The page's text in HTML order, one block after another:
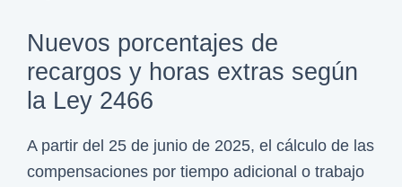
Nuevos porcentajes de
recargos y horas extras según
la Ley 2466
A partir del 25 de junio de 2025, el cálculo de las
compensaciones por tiempo adicional o trabajo